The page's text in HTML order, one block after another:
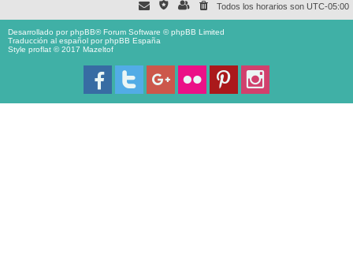
Todos los horarios son UTC-05:00
Desarrollado porphpBB® Forum Software © phpBB Limited
Traducción al español porphpBB España
Style proflat © 2017 Mazeltof